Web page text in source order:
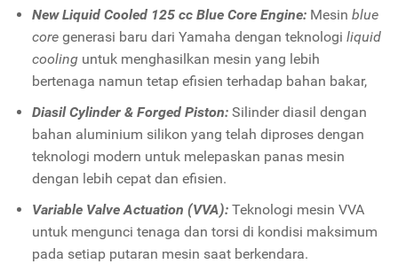
New Liquid Cooled 125 cc Blue Core Engine: Mesin blue
coregenerasi baru dari Yamaha dengan teknologi liquid
cooling untuk menghasilkan mesin yang lebih
bertenaga namun tetap efisien terhadap bahan bakar,
Diasil Cylinder & Forged Piston: Silinder diasil dengan
bahan aluminium silikon yang telah diproses dengan
teknologi modern untuk melepaskan panas mesin
dengan lebih cepat dan efisien.
Variable Valve Actuation (VVA): Teknologi mesin VVA
untuk mengunci tenaga dan torsi di kondisi maksimum
pada setiap putaran mesin saat berkendara.